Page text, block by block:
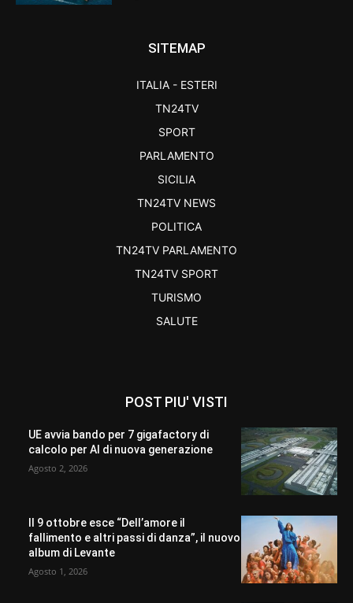
SITEMAP
ITALIA - ESTERI
TN24TV
SPORT
PARLAMENTO
SICILIA
TN24TV NEWS
POLITICA
TN24TV PARLAMENTO
TN24TV SPORT
TURISMO
SALUTE
POST PIU' VISTI
UE avvia bando per 7 gigafactory di
calcolo per AI di nuova generazione
Agosto 2, 2026
Il 9 ottobre esce “Dell’amore il
fallimento e altri passi di danza”, il nuovo
album di Levante
Agosto 1, 2026